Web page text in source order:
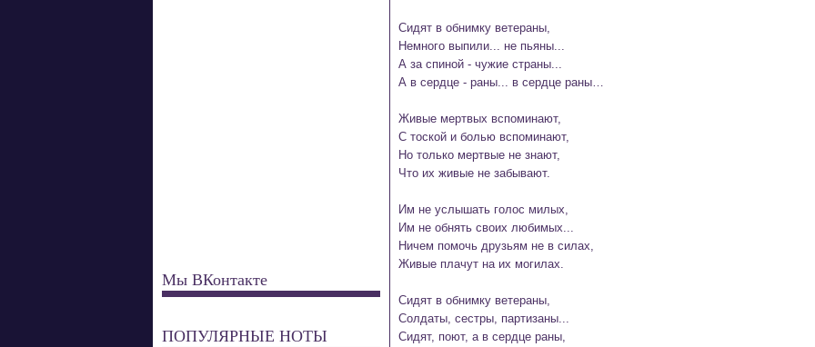
Сидят в обнимку ветераны,
Немного выпили... не пьяны...
А за спиной - чужие страны...
А в сердце - раны... в сердце раны…
Живые мертвых вспоминают,
С тоской и болью вспоминают,
Но только мертвые не знают,
Что их живые не забывают.
Им не услышать голос милых,
Им не обнять своих любимых...
Ничем помочь друзьям не в силах,
Живые плачут на их могилах.
Сидят в обнимку ветераны,
Солдаты, сестры, партизаны...
Сидят, поют, а в сердце раны,
Мы ВКонтакте
ПОПУЛЯРНЫЕ НОТЫ